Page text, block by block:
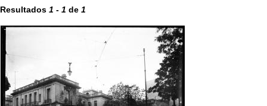
Resultados 1 - 1 de 1